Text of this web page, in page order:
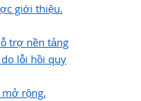
giới thiệu.
trợ nền tảng
lỗi hồi quy
mở rộng,